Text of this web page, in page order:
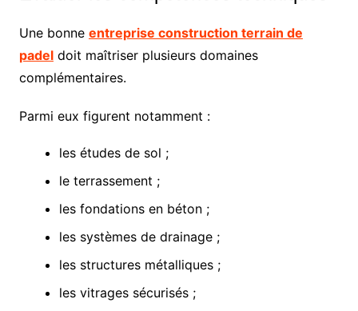
Une bonne entreprise construction terrain de
padeldoit maîtriser plusieurs domaines
complémentaires.
Parmi eux figurent notamment :
les études de sol ;
le terrassement ;
les fondations en béton ;
les systèmes de drainage ;
les structures métalliques ;
les vitrages sécurisés ;